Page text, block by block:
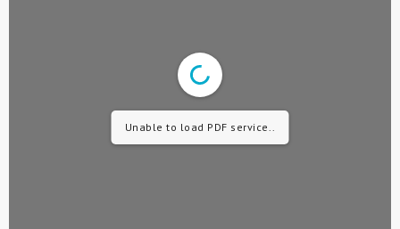
Unable to load PDF service..